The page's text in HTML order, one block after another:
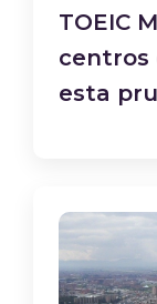
TOEIC
centros
esta